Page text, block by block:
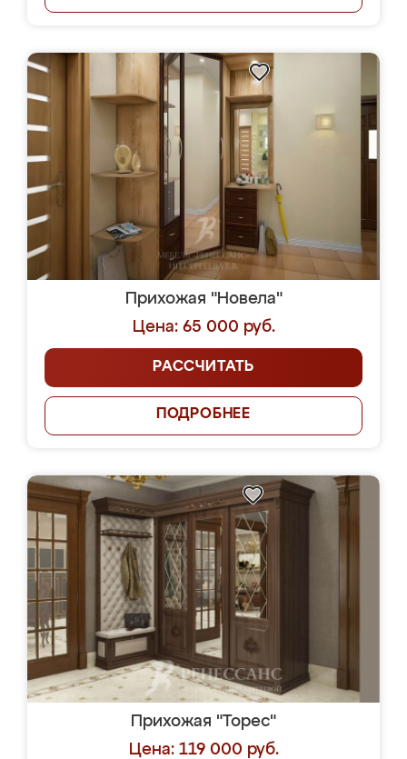
Прихожая "Новела"
Цена: 65 000 руб.
РАССЧИТАТЬ
ПОДРОБНЕЕ
Прихожая "Торес"
Цена: 119 000 руб.